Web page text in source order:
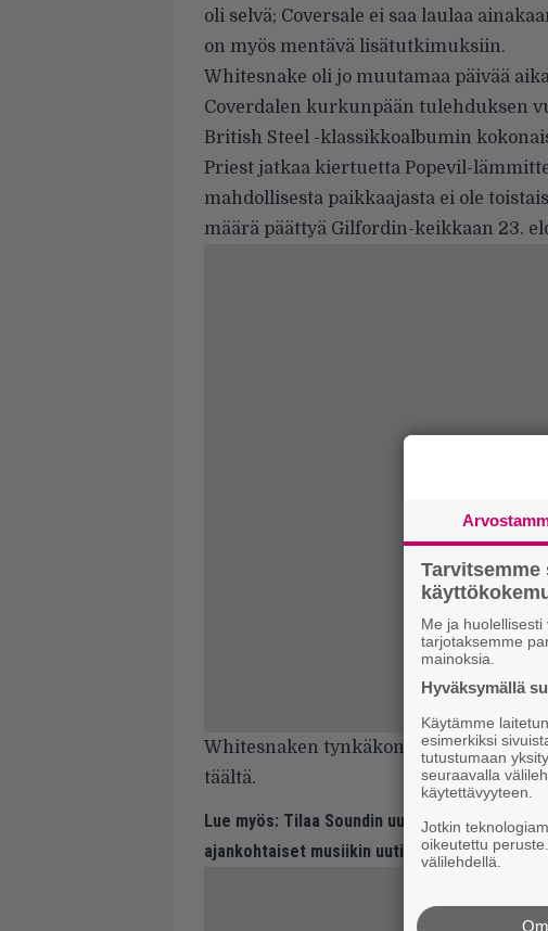
oli selvä; Coversale ei saa laulaa
on myös mentävä lisätutkimuksiin.
Whitesnake oli jo muutamaa päivää
Coverdalen kurkunpään tulehduksen
British Steel -klassikkoalbumin
Priest jatkaa kiertuetta Popevil-
mahdollisesta paikkaajasta ei ole
määrä päättyä Gilfordin-keikkaan 23.
Whitesnaken tynkäkonsertista
täältä.
Lue myös: Tilaa Soundin uutiskirje ja tiedät
ajankohtaiset musiikin uutiset ja
Me ja huolellisesti
tarjotaksemme
mainoksia.
Hyväksymällä
Käytämme
esimerkiksi
tutustumaan
seuraavalla
käytettävyyteen.
Jotkin
oikeutettu
välilehdellä.